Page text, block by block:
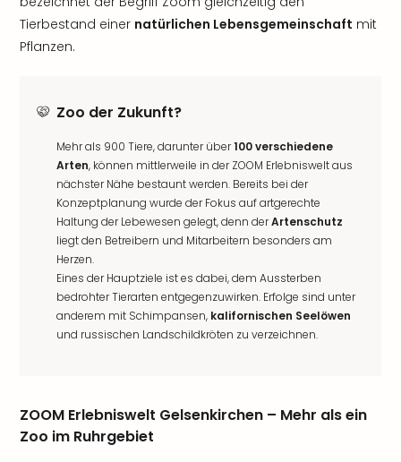
Tierbestand einer natürlichen Lebensgemeinschaft mit
Pflanzen.
Zoo der Zukunft?
Mehr als 900 Tiere, darunter über100 verschiedene
Arten, können mittlerweile in der ZOOM Erlebniswelt aus
nächster Nähe bestaunt werden. Bereits bei der
Konzeptplanung wurde der Fokus auf artgerechte
Haltung der Lebewesen gelegt, denn derArtenschutz
liegt den Betreibern und Mitarbeitern besonders am
Herzen.
Eines der Hauptziele ist es dabei, dem Aussterben
bedrohter Tierarten entgegenzuwirken. Erfolge sind unter
anderem mit Schimpansen, kalifornischen Seelöwen
und russischen Landschildkröten zu verzeichnen.
ZOOM Erlebniswelt Gelsenkirchen – Mehr als ein
Zoo im Ruhrgebiet